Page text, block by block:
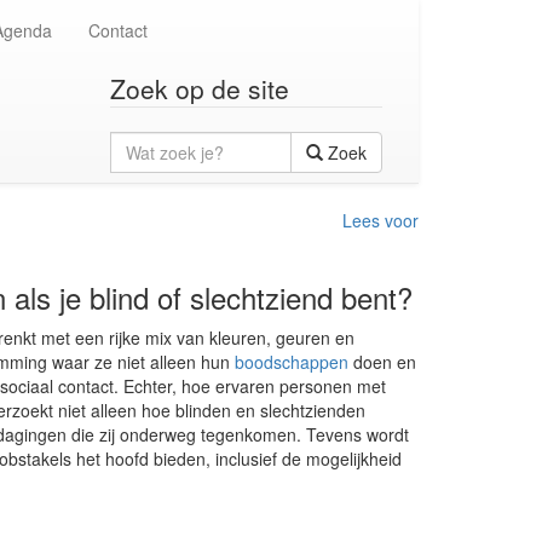
Contact
Zoek op de site
Wat
zoek
je?
Zoek
Lees voor
je blind of slechtziend bent?
met een rijke mix van kleuren, geuren en
waar ze niet alleen hun boodschappen doen en
contact. Echter, hoe ervaren personen met
niet alleen hoe blinden en slechtzienden
die zij onderweg tegenkomen. Tevens wordt
het hoofd bieden, inclusief de mogelijkheid